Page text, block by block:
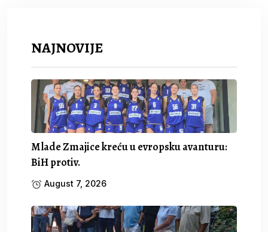
NAJNOVIJE
Mlade Zmajice kreću u evropsku avanturu:
BiH protiv.
August 7, 2026